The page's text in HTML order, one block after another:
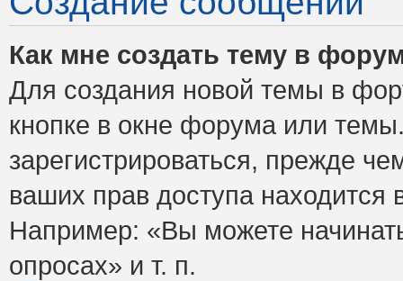
Как мне создать тему в
Для создания новой темы в
кнопке в окне форума или
зарегистрироваться, прежде
ваших прав доступа
Например: «Вы можете
опросах» и т. п.